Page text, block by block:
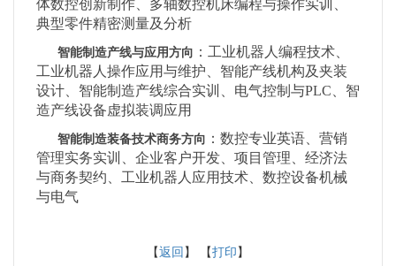
体数控创新制作、多轴数控机床编程与操作实训、
典型零件精密测量及分析
智能制造产线与应用方向 ：工业机器人编程技术、
工业机器人操作应用与维护、智能产线机构及夹装
设计、智能制造产线综合实训、电气控制与PLC、智
造产线设备虚拟装调应用
智能制造装备技术商务方向 ：数控专业英语、营销
管理实务实训、企业客户开发、项目管理、经济法
与商务契约、工业机器人应用技术、数控设备机械
与电气
【返回】 【打印】